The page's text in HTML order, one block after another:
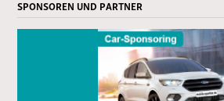
SPONSOREN UND PARTNER